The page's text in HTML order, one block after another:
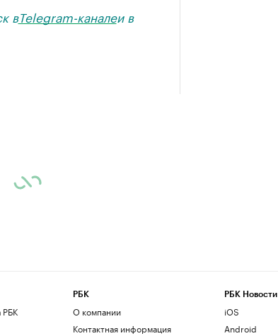
вTelegram-каналеи в
РБК
РБК
О компании
Контактная информация
РБК Новости
iOS
Android